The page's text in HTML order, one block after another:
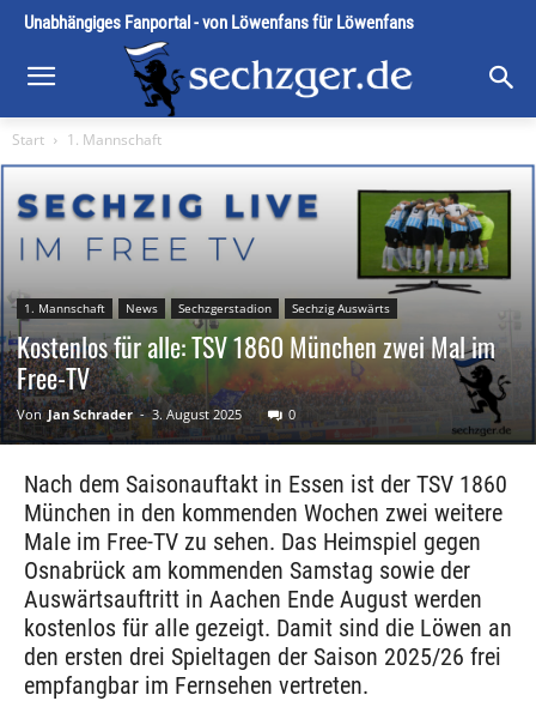
Unabhängiges Fanportal - von Löwenfans für Löwenfans
Start 1. Mannschaft
1. Mannschaft News Sechzgerstadion Sechzig Auswärts
Kostenlos für alle: TSV 1860 München zwei Mal im
Free-TV
Von Jan Schrader - 3. August 2025 0
Nach dem Saisonauftakt in Essen ist der TSV 1860
München in den kommenden Wochen zwei weitere
Male im Free-TV zu sehen. Das Heimspiel gegen
Osnabrück am kommenden Samstag sowie der
Auswärtsauftritt in Aachen Ende August werden
kostenlos für alle gezeigt. Damit sind die Löwen an
den ersten drei Spieltagen der Saison 2025/26 frei
empfangbar im Fernsehen vertreten.